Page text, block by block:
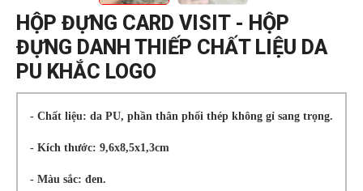
HỘP ĐỰNG CARD VISIT - HỘP
ĐỰNG DANH THIẾP CHẤT LIỆU DA
PU KHẮC LOGO
- Chất liệu: da PU, phần thân phối thép không gỉ sang trọng.
- Kích thước: 9,6x8,5x1,3cm
- Màu sắc: đen.